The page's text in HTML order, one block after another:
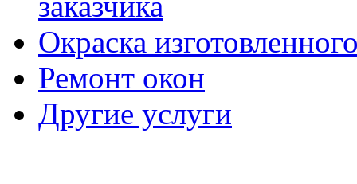
Окраска
Ремонт окон
Другие услуги